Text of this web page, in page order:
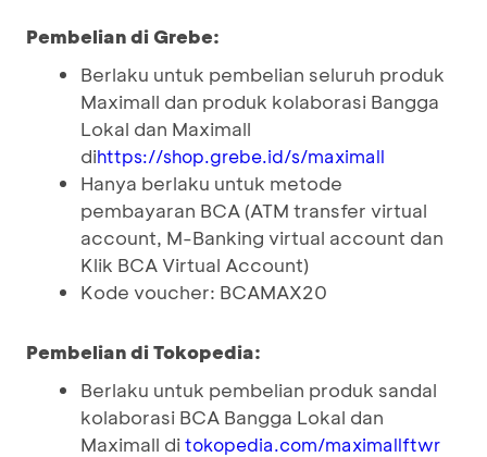
Pembelian di Grebe:
Berlaku untuk pembelian seluruh produk
Maximall dan produk kolaborasi Bangga
Lokal dan Maximall
dihttps://shop.grebe.id/s/maximall
Hanya berlaku untuk metode
pembayaran BCA (ATM transfer virtual
account, M-Banking virtual account dan
Klik BCA Virtual Account)
Kode voucher: BCAMAX20
Pembelian di Tokopedia:
Berlaku untuk pembelian produk sandal
kolaborasi BCA Bangga Lokal dan
Maximall ditokopedia.com/maximallftwr